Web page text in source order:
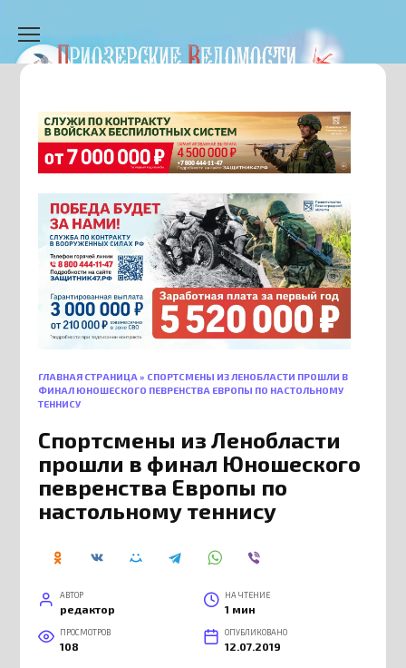
содержанию
ГЛАВНАЯ СТРАНИЦА » СПОРТСМЕНЫ ИЗ ЛЕНОБЛАСТИ ПРОШЛИ В
ФИНАЛ ЮНОШЕСКОГО ПЕВРЕНСТВА ЕВРОПЫ ПО НАСТОЛЬНОМУ
ТЕННИСУ
Спортсмены из Ленобласти
прошли в финал Юношеского
певренства Европы по
настольному теннису
АВТОР
редактор
НА ЧТЕНИЕ
1 мин
ПРОСМОТРОВ
108
ОПУБЛИКОВАНО
12.07.2019